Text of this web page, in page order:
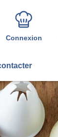
Connexion